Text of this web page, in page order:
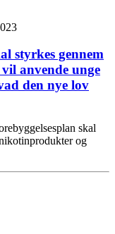
styrkes gennem
anvende unge
den nye lov
skal
og